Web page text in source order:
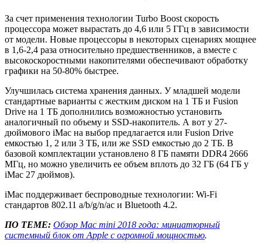
За счет применения технологии Turbo Boost скорость
процессора может вырастать до 4,6 или 5 ГГц в зависимости
от модели. Новые процессоры в некоторых сценариях мощнее
в 1,6-2,4 раза относительно предшественников, а вместе с
высокоскоростными накопителями обеспечивают обработку
графики на 50-80% быстрее.
Улучшилась система хранения данных. У младшей модели
стандартные варианты с жестким диском на 1 ТБ и Fusion
Drive на 1 ТБ дополнились возможностью установить
аналогичный по объему и SSD-накопитель. А вот у 27-
дюймового iMac на выбор предлагается или Fusion Drive
емкостью 1, 2 или 3 ТБ, или же SSD емкостью до 2 ТБ. В
базовой комплектации установлено 8 ГБ памяти DDR4 2666
МГц, но можно увеличить ее объем вплоть до 32 ГБ (64 ГБ у
iMac 27 дюймов).
iMac поддерживает беспроводные технологии: Wi-Fi
стандартов 802.11 a/b/g/n/ac и Bluetooth 4.2.
ПО ТЕМЕ: Обзор Mac mini 2018 года: миниатюрный
системный блок от Apple с огромной мощностью.